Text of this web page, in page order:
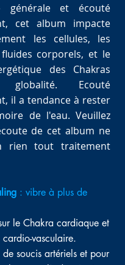
générale et écouté
cet album impacte
les cellules, les
corporels, et le
des Chakras
Ecouté
il a tendance à rester
de l'eau. Veuillez
de cet album ne
rien tout traitement
: vibre à plus de
le Chakra cardiaque et
cardio-vasculaire.
soucis artériels et pour